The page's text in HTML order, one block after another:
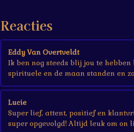
rReacties
Eddy Van Overtveldt
Ik ben nog steeds blij jou te
spirituele en de maan standen en
Lucie
Super lief, attent, positief en
super opgevolgd! Altijd leuk om on